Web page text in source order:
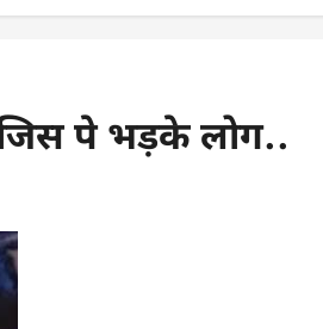
जिस पे भड़के लोग..